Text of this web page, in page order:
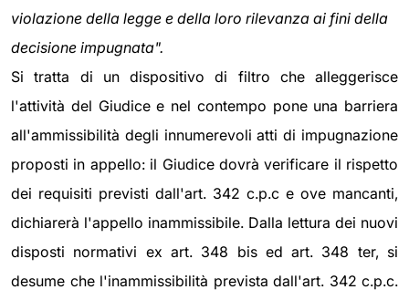
violazione della legge e della loro rilevanza ai fini della
decisione impugnata".
Si tratta di un dispositivo di filtro che alleggerisce
l'attività del Giudice e nel contempo pone una barriera
all'ammissibilità degli innumerevoli atti di impugnazione
proposti in appello: il Giudice dovrà verificare il rispetto
dei requisiti previsti dall'art. 342 c.p.c e ove mancanti,
dichiarerà l'appello inammissibile. Dalla lettura dei nuovi
disposti normativi ex art. 348 bis ed art. 348 ter, si
desume che l'inammissibilità prevista dall'art. 342 c.p.c.